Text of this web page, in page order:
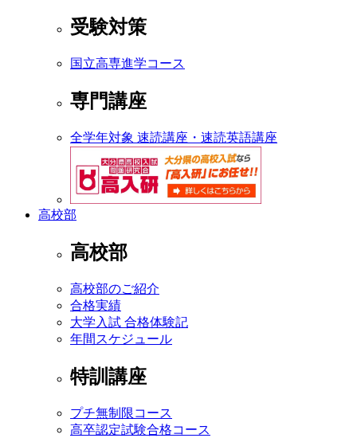
受験対策
国立高専進学コース
専門講座
全学年対象 速読講座・速読英語講座
高校部
高校部
高校部のご紹介
合格実績
大学入試 合格体験記
年間スケジュール
特訓講座
プチ無制限コース
高卒認定試験合格コース